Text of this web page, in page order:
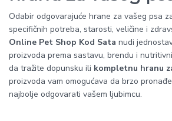
Odabir odgovarajuće hrane za vašeg psa
specifičnih potreba, starosti, veličine i
Online Pet Shop Kod Sata nudi
proizvoda prema sastavu, brendu i
da tražite dopunsku ili kompletnu hranu
proizvoda vam omogućava da brzo
najbolje odgovarati vašem ljubimcu.